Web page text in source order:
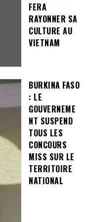
FERA
RAYONNER SA
CULTURE AU
VIETNAM
BURKINA FASO
: LE
GOUVERNEME
NT SUSPEND
TOUS LES
CONCOURS
MISS SUR LE
TERRITOIRE
NATIONAL